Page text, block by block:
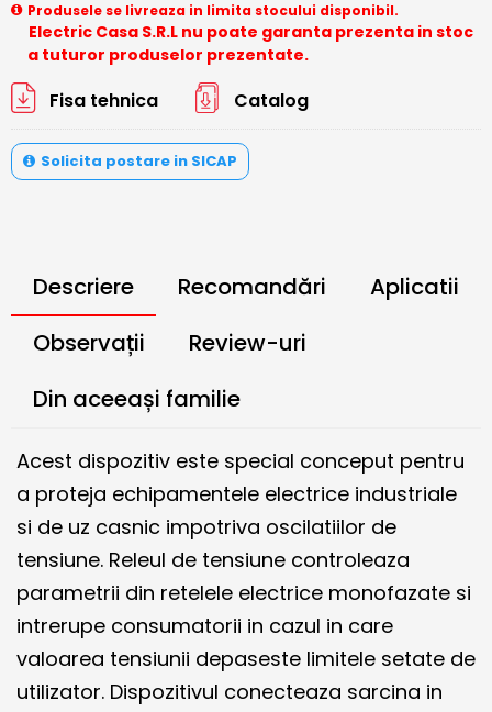
Produsele se livreaza in limita stocului disponibil.
Electric Casa S.R.L nu poate garanta prezenta in stoc
a tuturor produselor prezentate.
Fisa tehnica Catalog
Solicita postare in SICAP
Descriere Recomandări
Aplicatii
Observații
Review-uri
Din aceeași familie
Acest dispozitiv este special conceput pentru
a proteja echipamentele electrice industriale
si de uz casnic impotriva oscilatiilor de
tensiune. Releul de tensiune controleaza
parametrii din retelele electrice monofazate si
intrerupe consumatorii in cazul in care
valoarea tensiunii depaseste limitele setate de
utilizator. Dispozitivul conecteaza sarcina in